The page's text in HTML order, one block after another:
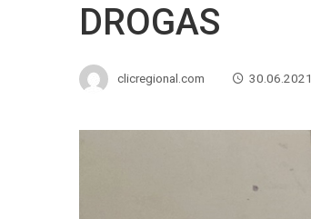
DROGAS
clicregional.com 30.06.2021